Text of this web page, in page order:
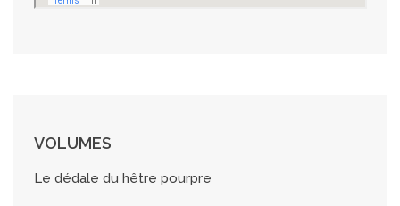
VOLUMES
Le dédale du hêtre pourpre